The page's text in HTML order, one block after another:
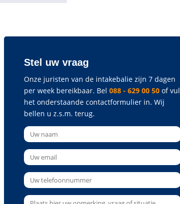
Stel uw vraag
Onze juristen van de intakebalie zijn 7 dagen
per week bereikbaar. Bel 088 - 629 00 50of vul
het onderstaande contactformulier in. Wij
bellen u z.s.m. terug.